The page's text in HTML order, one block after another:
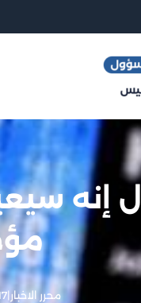
إنه
محرر الاخبار|
17